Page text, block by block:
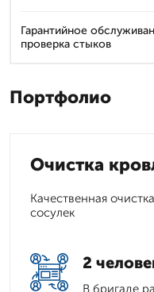
Гарантийное
проверка стыков
Портфолио
Очистка
Качественная
сосулек
2
В бригаде